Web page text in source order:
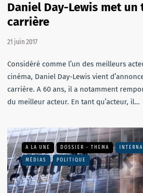
Daniel Day-Lewis met un
carrière
21 juin 2017
Considéré comme l’un des meilleurs
cinéma, Daniel Day-Lewis vient
carrière. A 60 ans, il a notamment
du meilleur acteur. En tant qu’acteur, il…
A LA UNE DOSSIER - THEMA
MÉDIAS POLITIQUE